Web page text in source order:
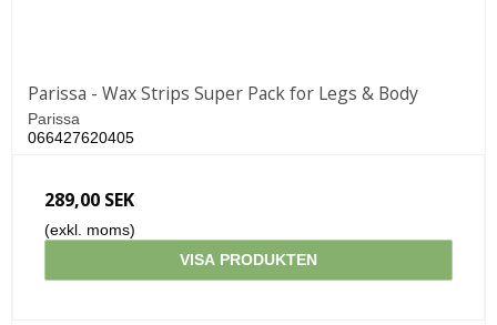
Parissa - Wax Strips Super Pack for Legs & Body
Parissa
066427620405
289,00 SEK
(exkl. moms)
VISA PRODUKTEN